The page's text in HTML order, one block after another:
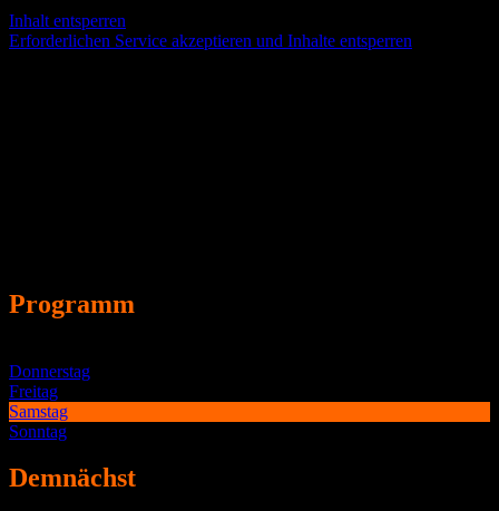
Inhalt entsperren
Erforderlichen Service akzeptieren und Inhalte entsperren
Programm
Donnerstag
Freitag
Samstag
Sonntag
Demnächst